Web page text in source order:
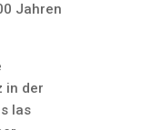
Jahren
in der
las